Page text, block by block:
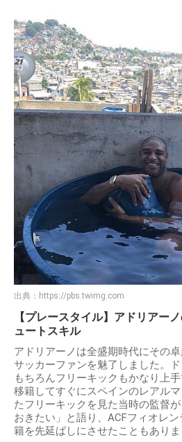
出典： https://pbs.twimg.com
【プレースタイル】アドリアー
ュートスキル
アドリアーノは全盛期時代にその
サッカーファンを魅了しました。
もちろんフリーキックもかなり上
移籍してすぐにスペインのレアル
たフリーキックを見た当時の監督
おきたい」と語り、ACFフィオレ
籍を先延ばしにさせたこともありま